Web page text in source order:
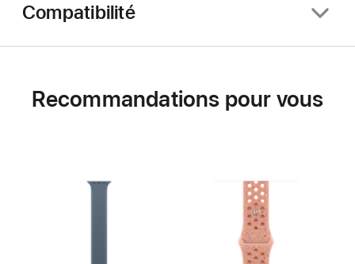
Compatibilité
Recommandations pour vous